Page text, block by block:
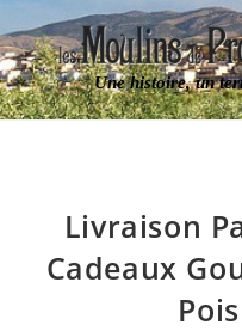
Une histoire, un
Livraison
Cadeaux